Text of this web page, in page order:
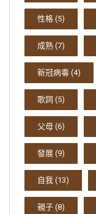
性格 (5)
成熟 (7)
新冠病毒 (4)
歌詞 (5)
父母 (6)
發展 (9)
自我 (13)
親子 (8)